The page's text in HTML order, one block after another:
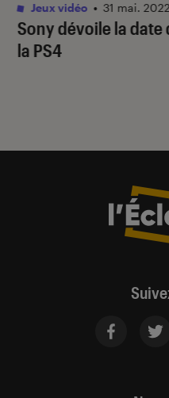
Sony dévoile la date
la PS4
Jeux vidéo • 31 mai. 2022